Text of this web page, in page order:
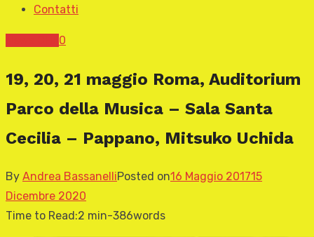
Contatti
0
19, 20, 21 maggio Roma, Auditorium
Parco della Musica – Sala Santa
Cecilia – Pappano, Mitsuko Uchida
By Andrea BassanelliPosted on16 Maggio 201715
Dicembre 2020
Time to Read:2 min-386words